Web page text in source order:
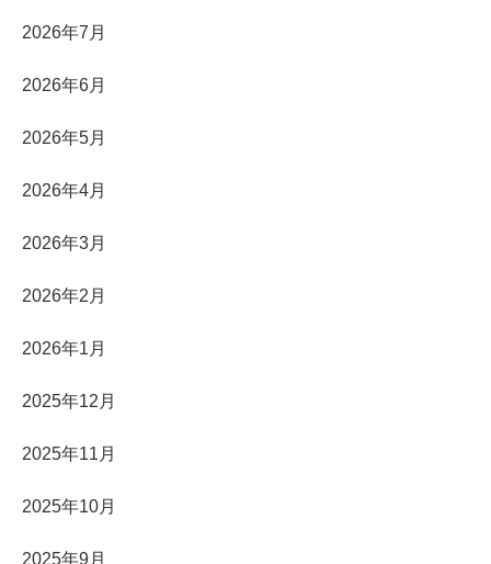
2026年7月
2026年6月
2026年5月
2026年4月
2026年3月
2026年2月
2026年1月
2025年12月
2025年11月
2025年10月
2025年9月